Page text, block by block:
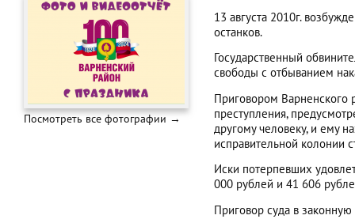
13 августа 2010г.
останков.
Государственный
свободы с отбыванием
Приговором Варненского
преступления,
другому человеку, и ему
исправительной колонии
Иски потерпевших
000 рублей и 41 606
Приговор суда в законную
Посмотреть все фотографии →